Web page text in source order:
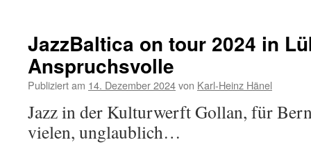
Kieler
Sprotte
JazzBaltica on tour 2024 in
Anspruchsvolle
Publiziert am 14. Dezember 2024von Karl-Heinz Hänel
Jazz in der Kulturwerft Gollan, für
vielen, unglaublich…